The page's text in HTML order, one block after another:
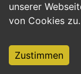
unserer
von Cookies zu.
Zustimmen